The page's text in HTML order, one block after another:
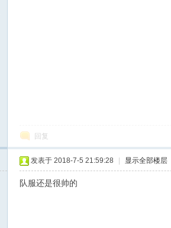
回复
发表于 2018-7-5 21:59:28 显示全部楼层
队服还是很帅的